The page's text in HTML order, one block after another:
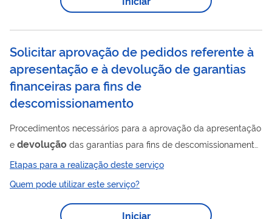
disponível e solicitar a
devolução. Se precisar de ajuda,
financeira para...
Solicitar aprovação de pedidos referente à
apresentação e à devolução de garantias
financeiras para fins de
descomissionamento
Procedimentos necessários para a aprovação da apresentação
e devolução das garantias para fins de descomissionamento.
Para utilizar esse serviço você deve ter um cadastro como
usuário externo do SEI-ANP. Para mais informações acesse o
serviço " Solicitar cadastro como usuário externo no SEI-ANP ".
Etapas para a realização deste serviço
Quem pode utilizar este serviço?
Iniciar